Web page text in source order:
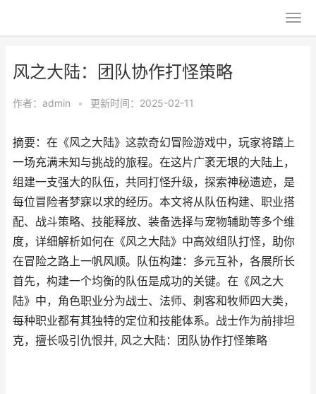
风之大陆：团队协作打怪策略
作者： admin • 更新时间：2025-02-11
摘要：在《风之大陆》这款奇幻冒险游戏中，玩家将踏上
一场充满未知与挑战的旅程。在这片广袤无垠的大陆上，
组建一支强大的队伍，共同打怪升级，探索神秘遗迹，是
每位冒险者梦寐以求的经历。本文将从队伍构建、职业搭
配、战斗策略、技能释放、装备选择与宠物辅助等多个维
度，详细解析如何在《风之大陆》中高效组队打怪，助你
在冒险之路上一帆风顺。队伍构建：多元互补，各展所长
首先，构建一个均衡的队伍是成功的关键。在《风之大
陆》中，角色职业分为战士、法师、刺客和牧师四大类，
每种职业都有其独特的定位和技能体系。战士作为前排坦
克，擅长吸引仇恨并, 风之大陆：团队协作打怪策略